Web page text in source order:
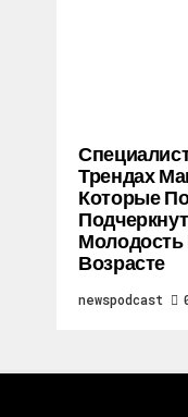
Трендах
Которые
Возрасте
newspodcast